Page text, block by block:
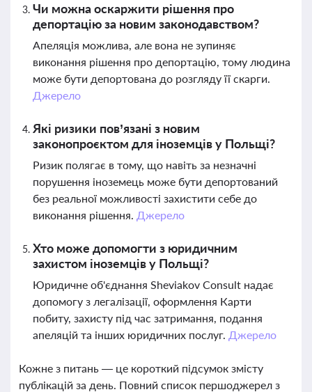
Чи можна оскаржити рішення про
депортацію за новим законодавством?
Апеляція можлива, але вона не зупиняє
виконання рішення про депортацію, тому людина
може бути депортована до розгляду її скарги.
Джерело
Які ризики пов’язані з новим
законопроєктом для іноземців у Польщі?
Ризик полягає в тому, що навіть за незначні
порушення іноземець може бути депортований
без реальної можливості захистити себе до
виконання рішення. Джерело
Хто може допомогти з юридичним
захистом іноземців у Польщі?
Юридичне об'єднання Sheviakov Consult надає
допомогу з легалізації, оформлення Карти
побиту, захисту під час затримання, подання
апеляцій та інших юридичних послуг. Джерело
Кожне з питань — це короткий підсумок змісту
публікацій за день. Повний список першоджерел з